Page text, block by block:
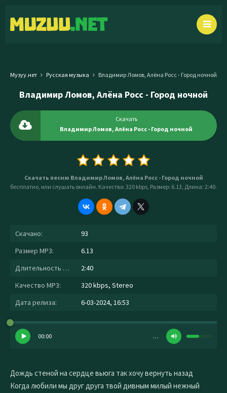
Музуу.нет Русская музыка Владимир Ломов, Алёна Росс - Город ночной
Владимир Ломов, Алёна Росс - Город ночной
Скачать
Владимир Ломов, Алёна Росс - Город ночной
Скачать песню Владимир Ломов, Алёна Росс - Город ночной
бесплатно, или слушать онлайн. Качество: 320 kbps, Размер: 6.13, Длина: 2:40.
Скачано:
93
Размер MP3:
6.13
Длительность MP3:
2:40
Качество MP3:
320 kbps, Stereo
Дата релиза:
6-03-2024, 16:53
00:00 …
Дождь стеной на сердце вьюга так хочу вернуть назад
Когда любили мы друг друга твой дивным милый нежный